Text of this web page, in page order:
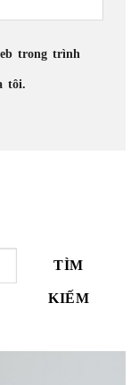
trong trình
tôi.
TÌM
KIẾM